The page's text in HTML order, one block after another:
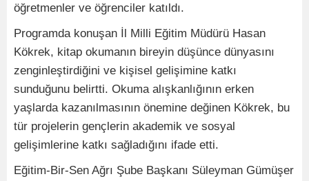
öğretmenler ve öğrenciler katıldı.
Programda konuşan İl Milli Eğitim Müdürü Hasan
Kökrek, kitap okumanın bireyin düşünce dünyasını
zenginleştirdiğini ve kişisel gelişimine katkı
sunduğunu belirtti. Okuma alışkanlığının erken
yaşlarda kazanılmasının önemine değinen Kökrek, bu
tür projelerin gençlerin akademik ve sosyal
gelişimlerine katkı sağladığını ifade etti.
Eğitim-Bir-Sen Ağrı Şube Başkanı Süleyman Gümüşer